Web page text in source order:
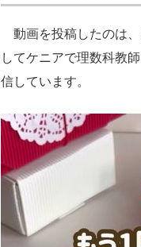
動画を投稿したのは
してケニアで理数科教
信しています。